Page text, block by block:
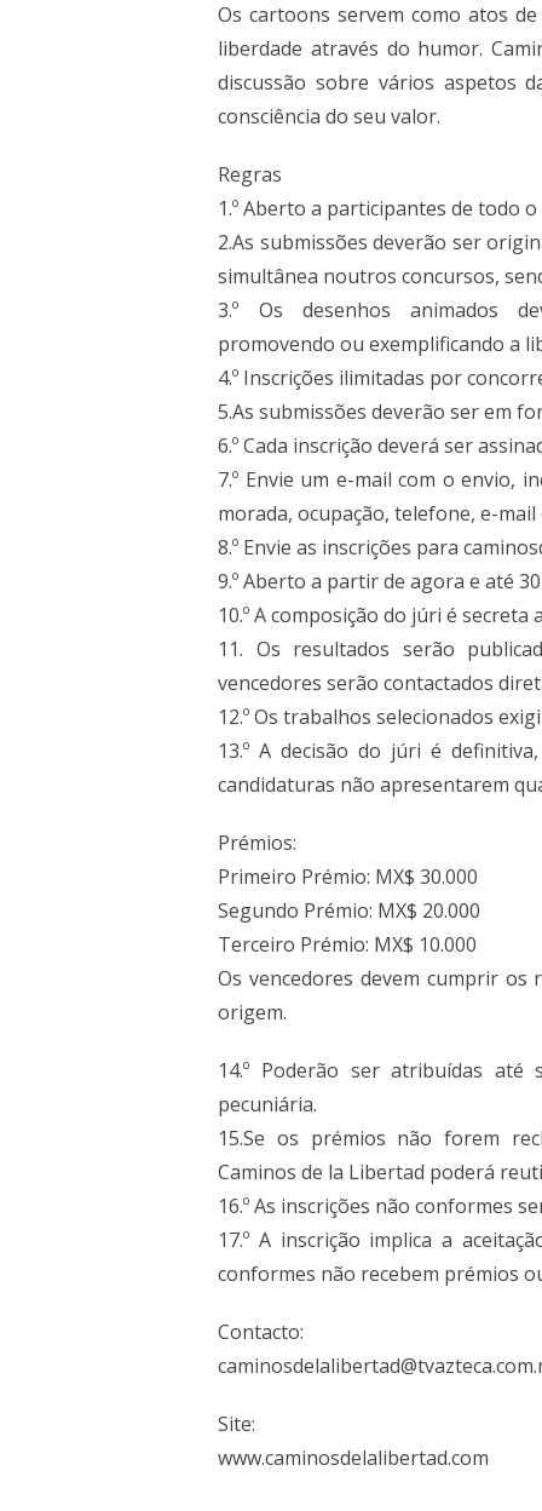
Os cartoons servem como atos
liberdade através do humor.
discussão sobre vários aspetos
consciência do seu valor.
Regras
1.º Aberto a participantes de todo
2.As submissões deverão ser
simultânea noutros concursos,
3.º Os desenhos animados
promovendo ou exemplificando a
4.º Inscrições ilimitadas por
5.As submissões deverão ser em
6.º Cada inscrição deverá ser
7.º Envie um e-mail com o envio,
morada, ocupação, telefone, e-
8.º Envie as inscrições para
9.º Aberto a partir de agora e até
10.º A composição do júri é
11. Os resultados serão
vencedores serão contactados
12.º Os trabalhos selecionados
13.º A decisão do júri é
candidaturas não apresentarem
Prémios:
Primeiro Prémio: MX$ 30.000
Segundo Prémio: MX$ 20.000
Terceiro Prémio: MX$ 10.000
Os vencedores devem cumprir os
origem.
14.º Poderão ser atribuídas até
pecuniária.
15.Se os prémios não forem
Caminos de la Libertad poderá
16.º As inscrições não conformes
17.º A inscrição implica a
conformes não recebem prémios
Contacto:
Site:
www.caminosdelalibertad.com